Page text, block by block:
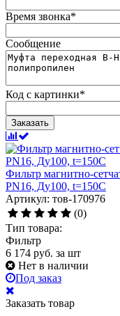
Время звонка*
Сообщение
Код с картинки*
Заказать
Фильтр магнитно-
PN16, Ду100, t=150C
Артикул: тов-170976
(0)
Тип товара:
Фильтр
6 174 руб. за шт
Нет в наличии
Под заказ
Заказать товар